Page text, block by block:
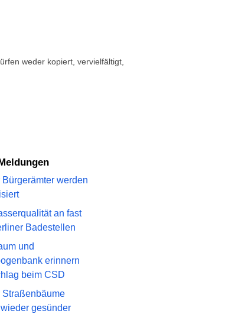
weder kopiert, vervielfältigt,
Bürgerämter werden
an fast
Badestellen
und
erinnern
beim CSD
Straßenbäume
gesünder